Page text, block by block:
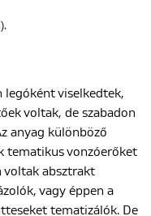
viselkedtek,
voltak, de szabadon
anyag különböző
tematikus vonzóerőket
voltak absztrakt
vagy éppen a
tematizálók. De